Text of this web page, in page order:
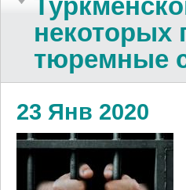
некоторых
тюремные
23 Янв 2020